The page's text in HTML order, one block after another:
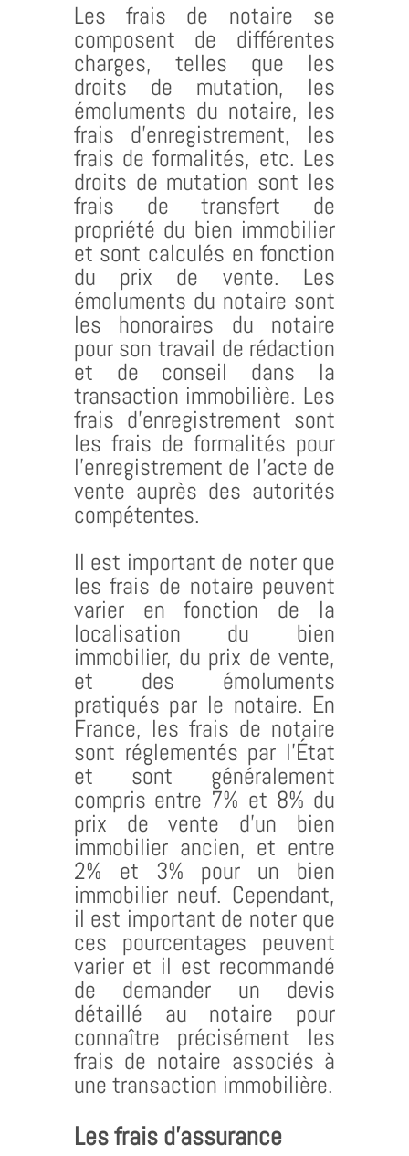
Les frais de notaire se
composent de différentes
charges, telles que les
droits de mutation, les
émoluments du notaire, les
frais d’enregistrement, les
frais de formalités, etc. Les
droits de mutation sont les
frais de transfert de
propriété du bien immobilier
et sont calculés en fonction
du prix de vente. Les
émoluments du notaire sont
les honoraires du notaire
pour son travail de rédaction
et de conseil dans la
transaction immobilière. Les
frais d’enregistrement sont
les frais de formalités pour
l’enregistrement de l’acte de
vente auprès des autorités
compétentes.
Il est important de noter que
les frais de notaire peuvent
varier en fonction de la
localisation du bien
immobilier, du prix de vente,
et des émoluments
pratiqués par le notaire. En
France, les frais de notaire
sont réglementés par l’État
et sont généralement
compris entre 7% et 8% du
prix de vente d’un bien
immobilier ancien, et entre
2% et 3% pour un bien
immobilier neuf. Cependant,
il est important de noter que
ces pourcentages peuvent
varier et il est recommandé
de demander un devis
détaillé au notaire pour
connaître précisément les
frais de notaire associés à
une transaction immobilière.
Les frais d’assurance